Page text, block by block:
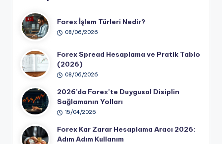
Forex İşlem Türleri Nedir?
08/06/2026
Forex Spread Hesaplama ve Pratik Tablo
(2026)
08/06/2026
2026’da Forex’te Duygusal Disiplin
Sağlamanın Yolları
15/04/2026
Forex Kar Zarar Hesaplama Aracı 2026:
Adım Adım Kullanım